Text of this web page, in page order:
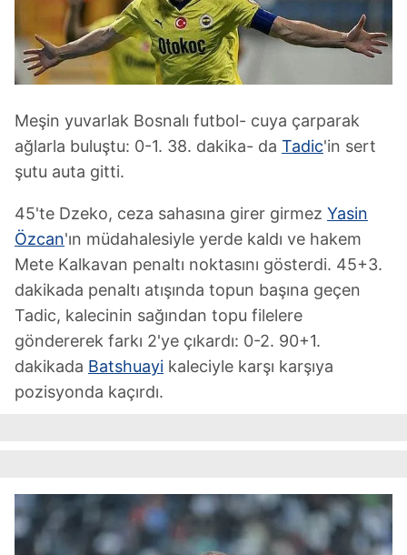
Meşin yuvarlak Bosnalı futbol- cuya çarparak
ağlarla buluştu: 0-1. 38. dakika- da Tadic'in sert
şutu auta gitti.
45'te Dzeko, ceza sahasına girer girmez Yasin
Özcan'ın müdahalesiyle yerde kaldı ve hakem
Mete Kalkavan penaltı noktasını gösterdi. 45+3.
dakikada penaltı atışında topun başına geçen
Tadic, kalecinin sağından topu filelere
göndererek farkı 2'ye çıkardı: 0-2. 90+1.
dakikada Batshuayi kaleciyle karşı karşıya
pozisyonda kaçırdı.